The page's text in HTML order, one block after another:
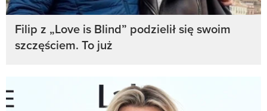
Filip z „Love is Blind” podzielił się swoim
szczęściem. To już